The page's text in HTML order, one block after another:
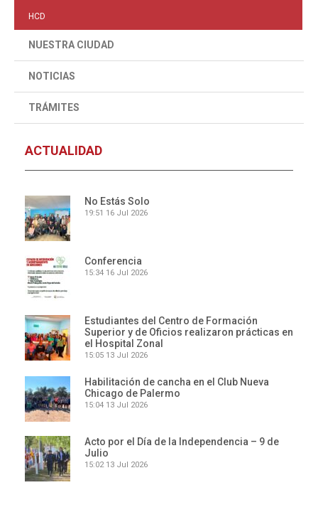
HCD
NUESTRA CIUDAD
NOTICIAS
TRÁMITES
ACTUALIDAD
No Estás Solo
19:51 16 Jul 2026
Conferencia
15:34 16 Jul 2026
Estudiantes del Centro de Formación
Superior y de Oficios realizaron prácticas en
el Hospital Zonal
15:05 13 Jul 2026
Habilitación de cancha en el Club Nueva
Chicago de Palermo
15:04 13 Jul 2026
Acto por el Día de la Independencia – 9 de
Julio
15:02 13 Jul 2026